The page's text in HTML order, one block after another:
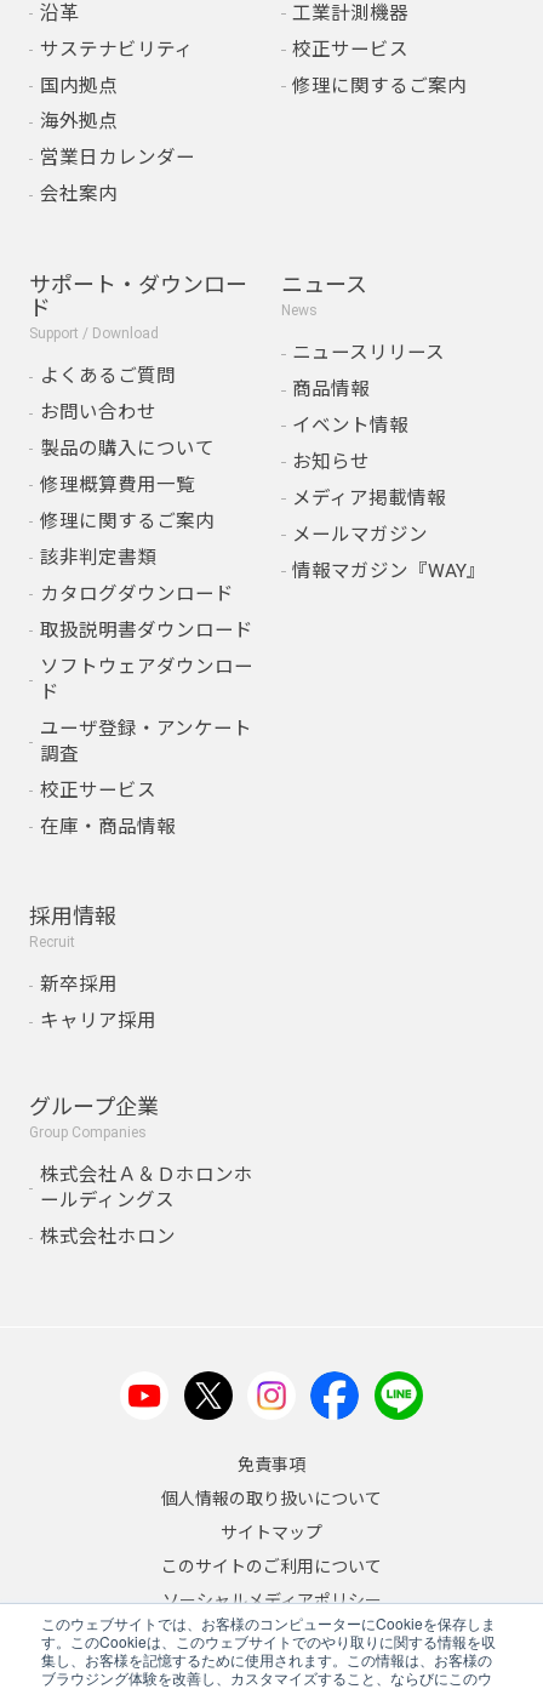
このウェブサイトでは、お客様のコンピューターにCookieを保存しま
す。このCookieは、このウェブサイトでのやり取りに関する情報を収
集し、お客様を記憶するために使用されます。この情報は、お客様の
ブラウジング体験を改善し、カスタマイズすること、ならびにこのウ
沿革
サステナビリティ
国内拠点
海外拠点
営業日カレンダー
会社案内
工業計測機器
校正サービス
修理に関するご案内
サポート・ダウンロー
ド
Support / Download
よくあるご質問
お問い合わせ
製品の購入について
修理概算費用一覧
修理に関するご案内
該非判定書類
カタログダウンロード
取扱説明書ダウンロード
ソフトウェアダウンロー
ド
ユーザ登録・アンケート
調査
校正サービス
在庫・商品情報
ニュース
News
ニュースリリース
商品情報
イベント情報
お知らせ
メディア掲載情報
メールマガジン
情報マガジン『WAY』
採用情報
Recruit
新卒採用
キャリア採用
グループ企業
Group Companies
株式会社Ａ＆Ｄホロンホ
ールディングス
株式会社ホロン
免責事項
個人情報の取り扱いについて
サイトマップ
このサイトのご利用について
ソーシャルメディアポリシー
反社会的勢力への対応について
JA/EN